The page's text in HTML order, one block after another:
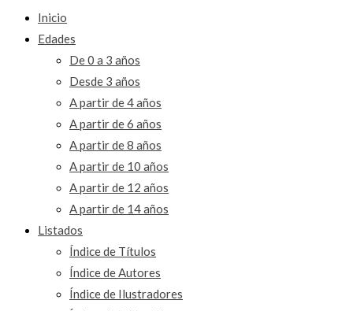
Inicio
Edades
De 0 a 3 años
Desde 3 años
A partir de 4 años
A partir de 6 años
A partir de 8 años
A partir de 10 años
A partir de 12 años
A partir de 14 años
Listados
Índice de Títulos
Índice de Autores
Índice de Ilustradores